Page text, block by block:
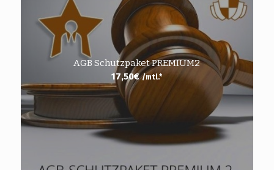
AGB Schutzpaket PREMIUM2
17,50€ /mtl.*